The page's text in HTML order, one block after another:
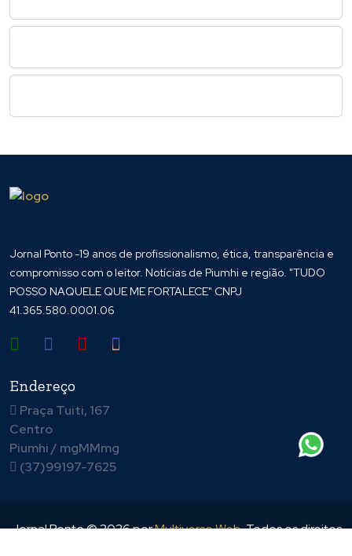
Jornal Ponto -19 anos de profissionalismo, ética, transparência e
compromisso com o leitor. Notícias de Piumhi e região. "TUDO
POSSO NAQUELE QUE ME FORTALECE" CNPJ
41.365.580.0001.06
Endereço
Praça Tuiti, 167
Centro
Piumhi / mgMMmg
(37)99197-7625
Jornal Ponto ©2026porMultiverso Web. Todos os direitos